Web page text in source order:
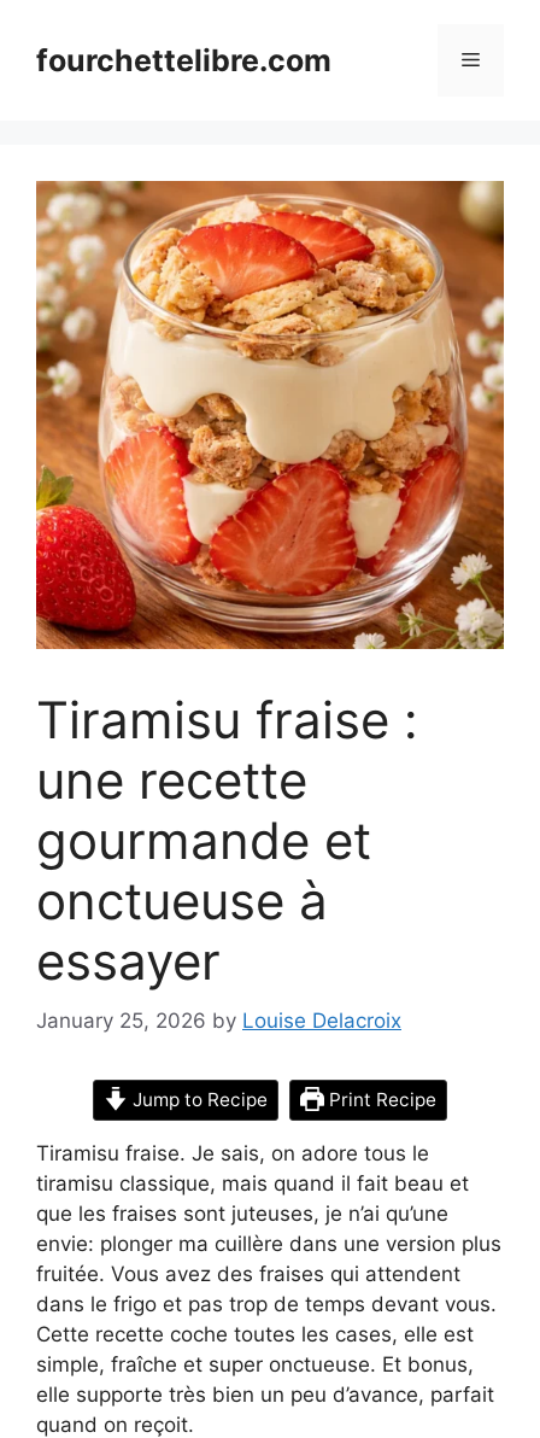
contentfourchettelibre.com Menu
Tiramisu fraise :
une recette
gourmande et
onctueuse à
essayer
January 25, 2026 by Louise Delacroix
Jump to Recipe Print Recipe
Tiramisu fraise. Je sais, on adore tous le
tiramisu classique, mais quand il fait beau et
que les fraises sont juteuses, je n’ai qu’une
envie: plonger ma cuillère dans une version plus
fruitée. Vous avez des fraises qui attendent
dans le frigo et pas trop de temps devant vous.
Cette recette coche toutes les cases, elle est
simple, fraîche et super onctueuse. Et bonus,
elle supporte très bien un peu d’avance, parfait
quand on reçoit.